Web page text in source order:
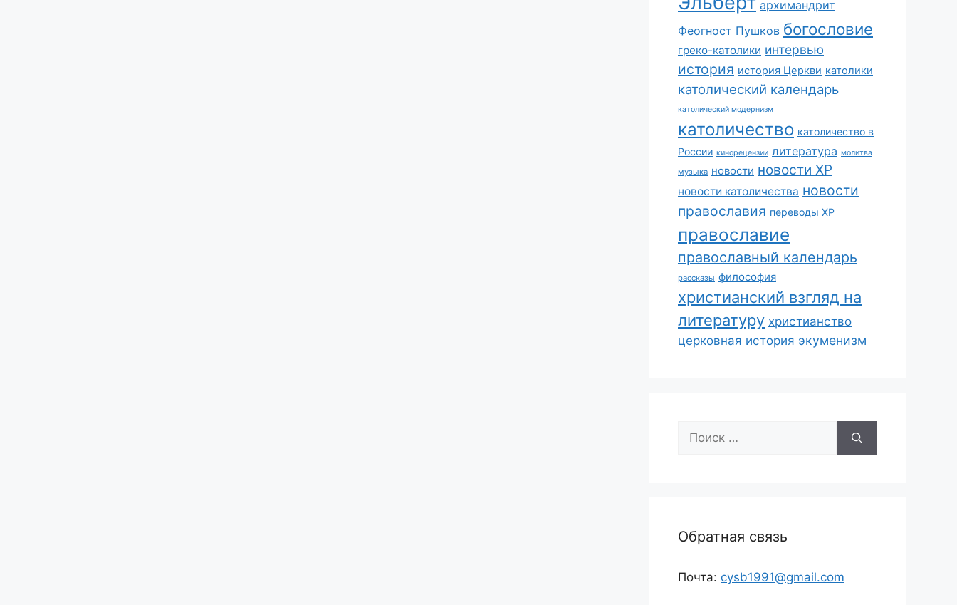
архимандрит
Феогност Пушков богословие
греко-католики интервью
история история Церкви католики
католический календарь
католический модернизм
католичество католичество в
России кинорецензии литература молитва
музыка новости новости ХР
новости католичества новости
православия переводы ХР
православие
православный календарь
рассказы философия
христианский взгляд на
литературу христианство
церковная история экуменизм
Поиск:
Обратная связь
Почта: cysb1991@gmail.com